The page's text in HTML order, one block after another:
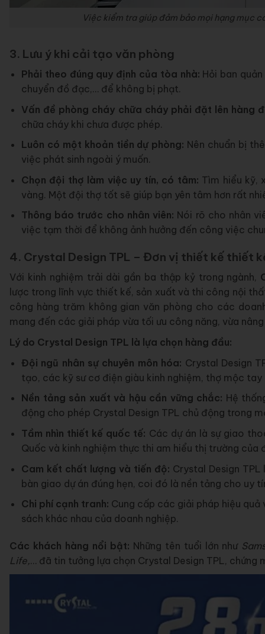
Việc kiểm tra giúp đảm bảo mọi hạng mục
3. Lưu ý khi cải tạo văn phòng
Phải theo đúng quy định của tòa nhà: Hỏi ban
chuyển đồ đạc,… để không bị phạt.
Vấn đề phòng cháy chữa cháy phải đặt lên hàng
chữa cháy khi chưa được phép.
Luôn có một khoản tiền dự phòng: Nên chuẩn bị
việc phát sinh ngoài ý muốn.
Chọn đội thợ làm việc uy tín, có tâm: Tìm hiểu kỹ,
vàng. Một đội thợ tốt sẽ giúp bạn yên tâm hơn rất
Thông báo trước cho nhân viên: Nói rõ cho nhân
việc tạm thời để không ảnh hưởng đến công việc
4. Crystal Design TPL – Đơn vị thiết kế thiết
Với kinh nghiệm trải dài gần ba thập kỷ trong ngành,
lược trong lĩnh vực thiết kế, sản xuất và thi công nội
công hàng trăm không gian văn phòng cho các
mang đến các giải pháp vừa tối ưu công năng, vừa
Lý do Crystal Design TPL là lựa chọn hàng đầu:
Đội ngũ nhân sự chuyên môn hóa: Crystal Design
tạo, các kỹ sư cơ điện giàu kinh nghiệm, thợ mộc
Nền tảng sản xuất và hậu cần vững chắc: Hệ
động cho phép Crystal Design TPL chủ động trong
Tầm nhìn thiết kế quốc tế: Các dự án là sự giao
Quốc và kinh nghiệm thực thi am hiểu thị trường của
Cam kết chất lượng và tiến độ: Crystal Design
bàn giao dự án đúng hẹn, coi đó là nền tảng cho uy
Chi phí cạnh tranh: Cung cấp các giải pháp hiệu quả
sách khác nhau của doanh nghiệp.
Các khách hàng nổi bật: Những tên tuổi lớn như
Life,… đã tin tưởng lựa chọn Crystal Design TPL,